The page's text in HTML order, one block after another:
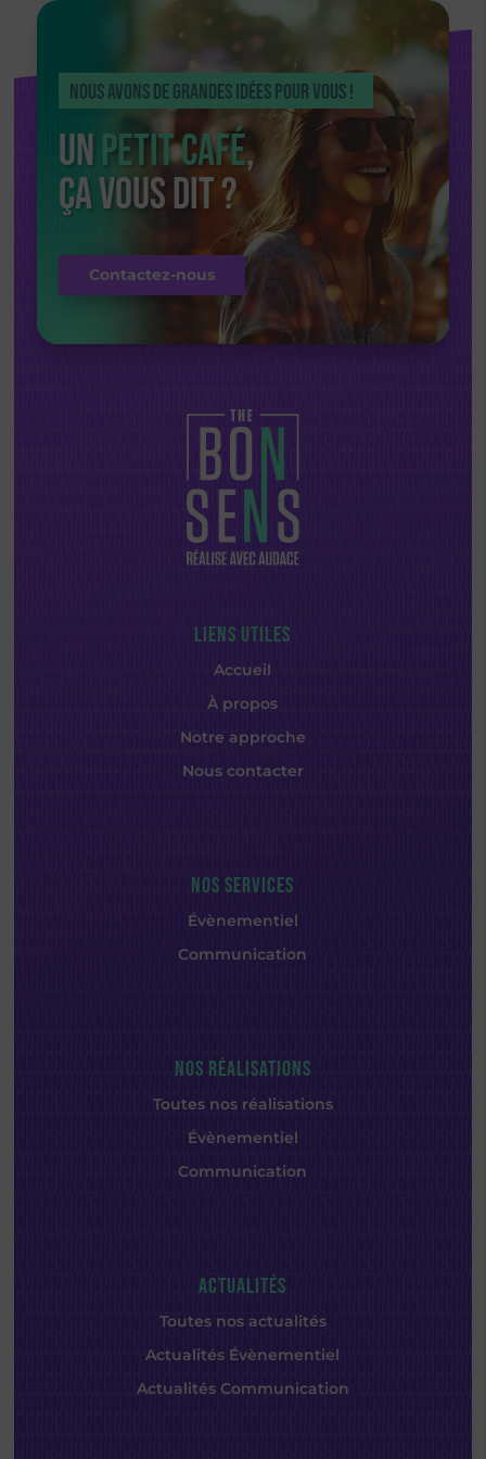
Nous avons de grandes idées pour vous !
Un petit café,
ça vous dit ?
Contactez-nous
LIENS UTILES
Accueil
À propos
Notre approche
Nous contacter
NOS SERVICES
Évènementiel
Communication
NOS RÉALISATIONS
Toutes nos réalisations
Évènementiel
Communication
ACTUALITÉS
Toutes nos actualités
Actualités Évènementiel
Actualités Communication